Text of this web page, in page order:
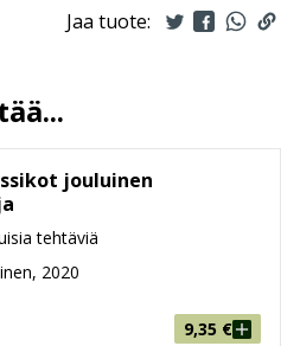
1.8.2019
209 mm * 296 mm * 8 mm
140g
Jaa tuote:
jouluinen
tehtäviä
2020
9,35 €